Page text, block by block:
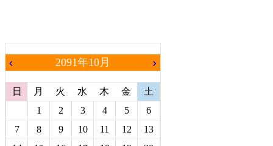
chevron_left 2091年10月 chevron_right
日 月 火 水 木 金
土
1
2 3 4 5
6
7
8 9 10 11 12
13